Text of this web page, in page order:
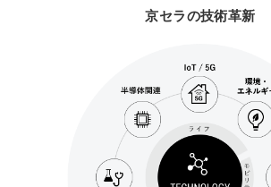
京セラの技術革新